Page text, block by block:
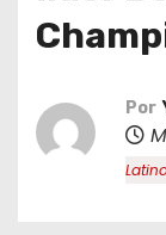
Por